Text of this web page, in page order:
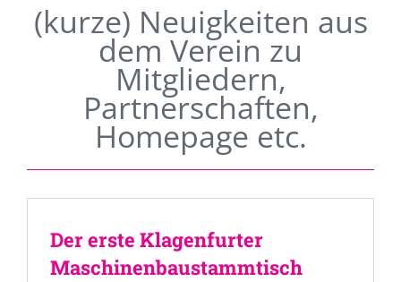
(kurze) Neuigkeiten aus
dem Verein zu
Mitgliedern,
Partnerschaften,
Homepage etc.
Der erste Klagenfurter
Maschinenbaustammtisch